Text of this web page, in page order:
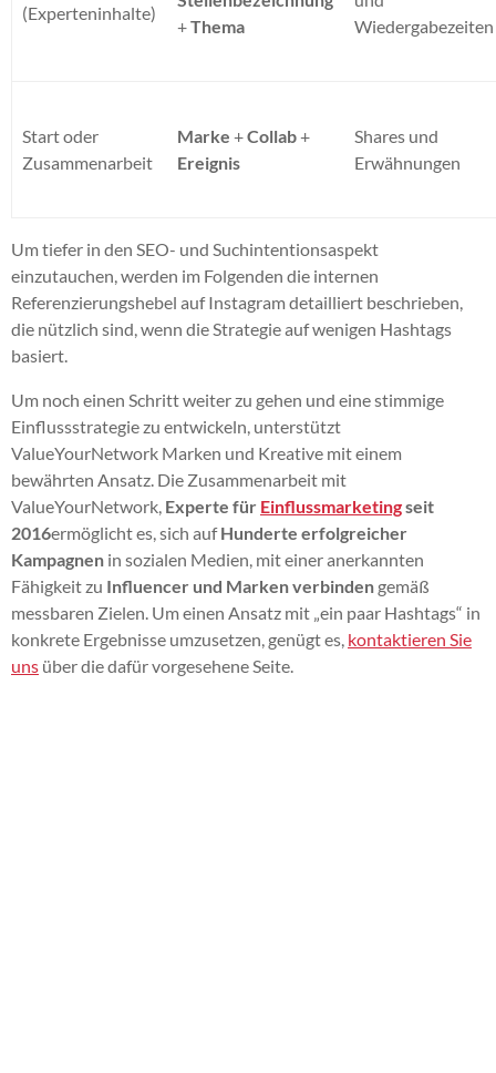
(Experteninhalte)
+Thema
Wiedergabezeiten
Start oder
Zusammenarbeit
Marke +Collab+
Ereignis
Shares und
Erwähnungen
Um tiefer in den SEO- und Suchintentionsaspekt
einzutauchen, werden im Folgenden die internen
Referenzierungshebel auf Instagram detailliert beschrieben,
die nützlich sind, wenn die Strategie auf wenigen Hashtags
basiert.
Um noch einen Schritt weiter zu gehen und eine stimmige
Einflussstrategie zu entwickeln, unterstützt
ValueYourNetwork Marken und Kreative mit einem
bewährten Ansatz. Die Zusammenarbeit mit
ValueYourNetwork, Experte für Einflussmarketingseit
2016ermöglicht es, sich aufHunderte erfolgreicher
Kampagnen in sozialen Medien, mit einer anerkannten
Fähigkeit zu Influencer und Marken verbinden gemäß
messbaren Zielen. Um einen Ansatz mit „ein paar Hashtags“ in
konkrete Ergebnisse umzusetzen, genügt es, kontaktieren Sie
uns über die dafür vorgesehene Seite.